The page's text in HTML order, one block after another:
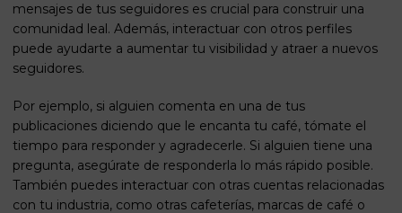
mensajes de tus seguidores es crucial para construir una
comunidad leal. Además, interactuar con otros perfiles
puede ayudarte a aumentar tu visibilidad y atraer a nuevos
seguidores.
Por ejemplo, si alguien comenta en una de tus
publicaciones diciendo que le encanta tu café, tómate el
tiempo para responder y agradecerle. Si alguien tiene una
pregunta, asegúrate de responderla lo más rápido posible.
También puedes interactuar con otras cuentas relacionadas
con tu industria, como otras cafeterías, marcas de café o